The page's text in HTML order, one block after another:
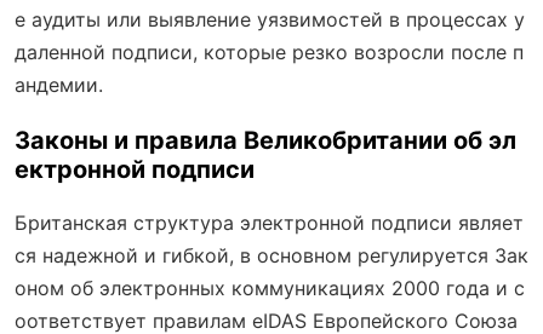
е аудиты или выявление уязвимостей в процессах у
даленной подписи, которые резко возросли после п
андемии.
Законы и правила Великобритании об эл
ектронной подписи
Британская структура электронной подписи являет
ся надежной и гибкой, в основном регулируется Зак
оном об электронных коммуникациях 2000 года и с
оответствует правилам eIDAS Европейского Союза